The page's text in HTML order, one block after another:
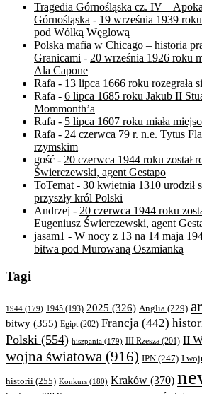
Tragedia Górnośląska cz. IV –
Górnośląska - 19 września 1939
pod Wólką Węglową
Polska mafia w Chicago – historia
Granicami - 20 września 1926 roku
Ala Capone
Rafa - 13 lipca 1666 roku rozegrała
Rafa - 6 lipca 1685 roku Jakub II
Mommonth’a
Rafa - 5 lipca 1607 roku miała
Rafa - 24 czerwca 79 r. n.e. Tytus
rzymskim
gość - 20 czerwca 1944 roku został
Świerczewski, agent Gestapo
ToTemat- 30 kwietnia 1310 urodził
przyszły król Polski
Andrzej - 20 czerwca 1944 roku
Eugeniusz Świerczewski, agent
jasam1 - W nocy z 13 na 14 maja
bitwa pod Murowaną Oszmianką
Tagi
1944 (179) 1945 (193) 2025 (326) Anglia (229)
bitwy (355) Egipt(202) Francja (442)
Polski (554) hiszpania (179) III Rzesza (201) II
wojna światowa (916) IPN (247) I
historii (255) Konkurs (180) Kraków (370)